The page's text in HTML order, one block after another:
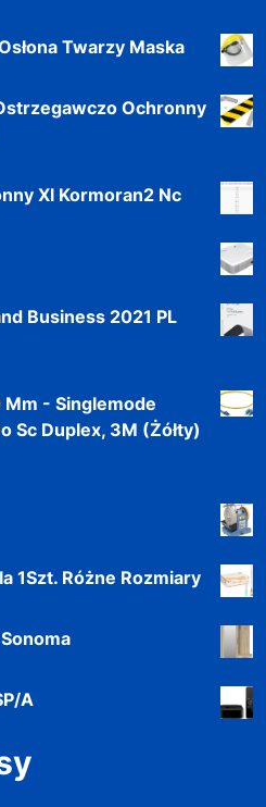
Twarzy Maska
Ochronny
Xl Kormoran2 Nc
Business 2021 PL
- Singlemode
Sc Duplex, 3M (Żółty)
1Szt. Różne Rozmiary
A